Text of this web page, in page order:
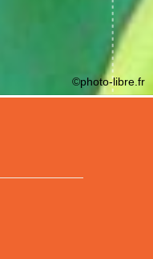
©photo-libre.fr